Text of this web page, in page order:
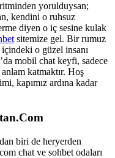
ritminden yorulduysan;
kendini o ruhsuz
diyen o iç sesine kulak
sitemize gel. Bir rumuz
içindeki o güzel insanı
mobil chat keyfi, sadece
katmaktır. Hoş
kapımız ardına kadar
biri de heryerden
chat ve sohbet odaları